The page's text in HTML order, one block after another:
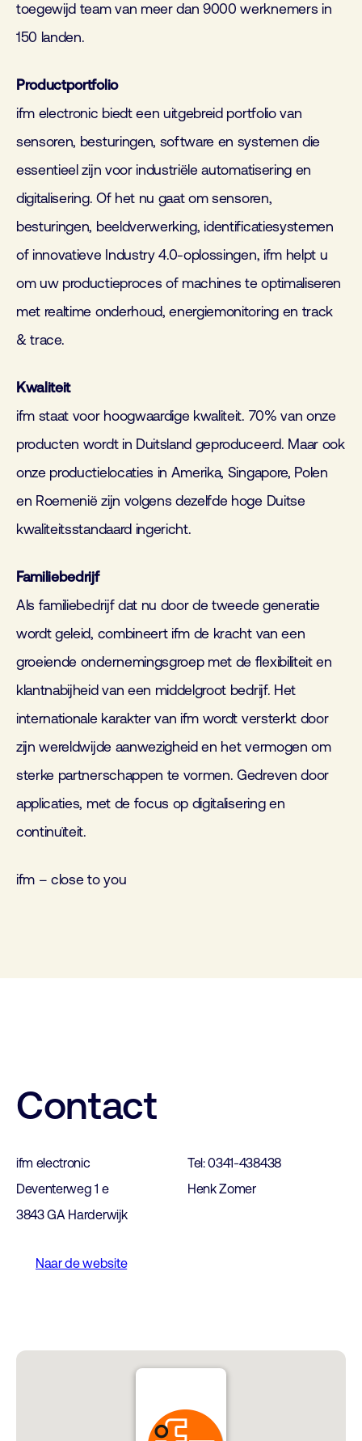
toegewijd team van meer dan 9000 werknemers in
150 landen.
Productportfolio
ifm electronic biedt een uitgebreid portfolio van
sensoren, besturingen, software en systemen die
essentieel zijn voor industriële automatisering en
digitalisering. Of het nu gaat om sensoren,
besturingen, beeldverwerking, identificatiesystemen
of innovatieve Industry 4.0-oplossingen, ifm helpt u
om uw productieproces of machines te optimaliseren
met realtime onderhoud, energiemonitoring en track
& trace.
Kwaliteit
ifm staat voor hoogwaardige kwaliteit. 70% van onze
producten wordt in Duitsland geproduceerd. Maar ook
onze productielocaties in Amerika, Singapore, Polen
en Roemenië zijn volgens dezelfde hoge Duitse
kwaliteitsstandaard ingericht.
Familiebedrijf
Als familiebedrijf dat nu door de tweede generatie
wordt geleid, combineert ifm de kracht van een
groeiende ondernemingsgroep met de flexibiliteit en
klantnabijheid van een middelgroot bedrijf. Het
internationale karakter van ifm wordt versterkt door
zijn wereldwijde aanwezigheid en het vermogen om
sterke partnerschappen te vormen. Gedreven door
applicaties, met de focus op digitalisering en
continuïteit.
ifm – close to you
Contact
ifm electronic
Deventerweg 1 e
3843 GA Harderwijk
Tel: 0341-438438
Henk Zomer
Naar de website